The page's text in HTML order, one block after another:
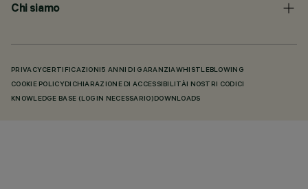
Chi siamo
PRIVACY CERTIFICAZIONI 5 ANNI DI GARANZIAWHISTLEBLOWING
COOKIE POLICY DICHIARAZIONE DI ACCESSIBILITÀI NOSTRI CODICI
KNOWLEDGE BASE (LOGIN NECESSARIO) DOWNLOADS